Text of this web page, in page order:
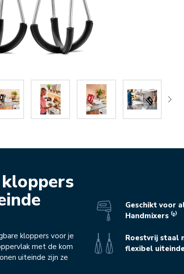
kloppers voor je
met de kom
uiteinde zijn ze
Geschikt voor
Handmixers ⁽²⁾
Roestvrij staal
flexibel